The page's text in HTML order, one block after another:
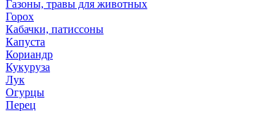
Газоны, травы для животных
Горох
Кабачки, патиссоны
Капуста
Кориандр
Кукуруза
Лук
Огурцы
Перец